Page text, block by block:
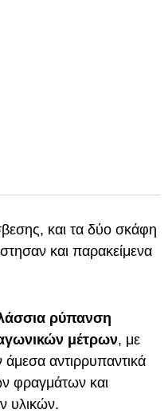
και τα δύο σκάφη
και παρακείμενα
ρύπανση
μέτρων, με
αντιρρυπαντικά
φραγμάτων και
υλικών.